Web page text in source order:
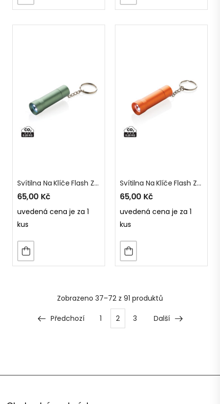
Svítilna Na Klíče Flash Z RCS Recyklovaného Hliníku
65,00 Kč
uvedená cena je za 1
kus
Svítilna Na Klíče Flash Z RCS Recyklovaného Hliníku
65,00 Kč
uvedená cena je za 1
kus
Zobrazeno 37–72 z 91 produktů
Předchozí 1 2 3 Další